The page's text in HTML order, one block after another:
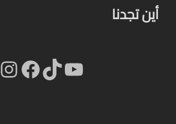
أين تجدنا
Instagram
Facebook
TikTokYouTube